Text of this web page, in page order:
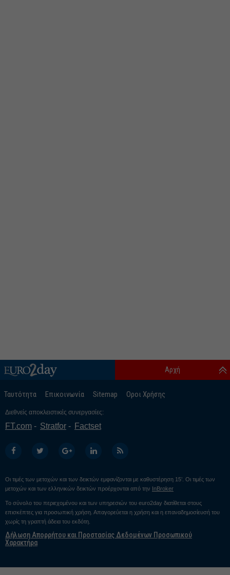
Ταυτότητα Επικοινωνία Sitemap Οροι Χρήσης
Αρχή
Διεθνείς αποκλειστικές συνεργασίες:
FT.com Stratfor Factset
Οι τιμές των μετοχών και των δεικτών εμφανίζονται με καθυστέρηση 15’. Οι τιμές των
μετοχών και των ελληνικών δεικτών προέρχονται από την InBroker
Το σύνολο του περιεχομένου και των υπηρεσιών του euro2day διατίθεται στους
επισκέπτες για προσωπική χρήση. Απαγορεύεται η χρήση και η επαναδημοσίευσή του
χωρίς τη γραπτή άδεια του εκδότη.
Δήλωση Απορρήτου και Προστασίας Δεδομένων Προσωπικού
Χαρακτήρα